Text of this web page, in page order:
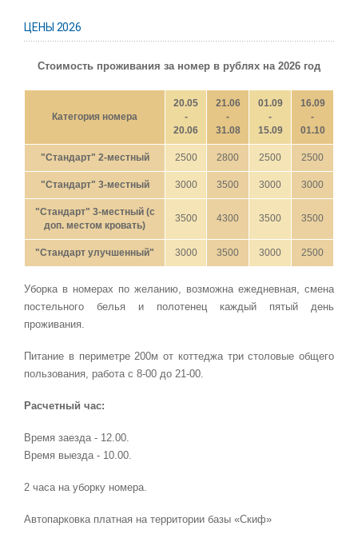
ЦЕНЫ 2026
Стоимость проживания за номер в рублях на 2026 год
Категория номера
20.05
-
20.06
21.06
-
31.08
01.09
-
15.09
16.09
-
01.10
"Стандарт" 2-местный 2500 2800 2500 2500
"Стандарт" 3-местный 3000 3500 3000 3000
"Стандарт" 3-местный (с
доп. местом кровать)
3500 4300 3500 3500
"Стандарт улучшенный" 3000 3500 3000 2500
Уборка в номерах по желанию, возможна ежедневная, смена
постельного белья и полотенец каждый пятый день
проживания.
Питание в периметре 200м от коттеджа три столовые общего
пользования, работа с 8-00 до 21-00.
Расчетный час:
Время заезда - 12.00.
Время выезда - 10.00.
2 часа на уборку номера.
Автопарковка платная на территории базы «Скиф»